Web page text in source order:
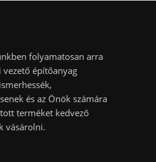
folyamatosan arra
építőanyag
és az Önök számára
terméket kedvező
vásárolni.